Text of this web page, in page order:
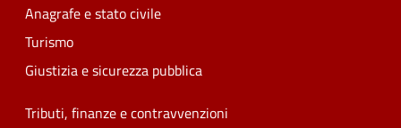
Anagrafe e stato civile
Turismo
Giustizia e sicurezza pubblica
Tributi, finanze e contravvenzioni